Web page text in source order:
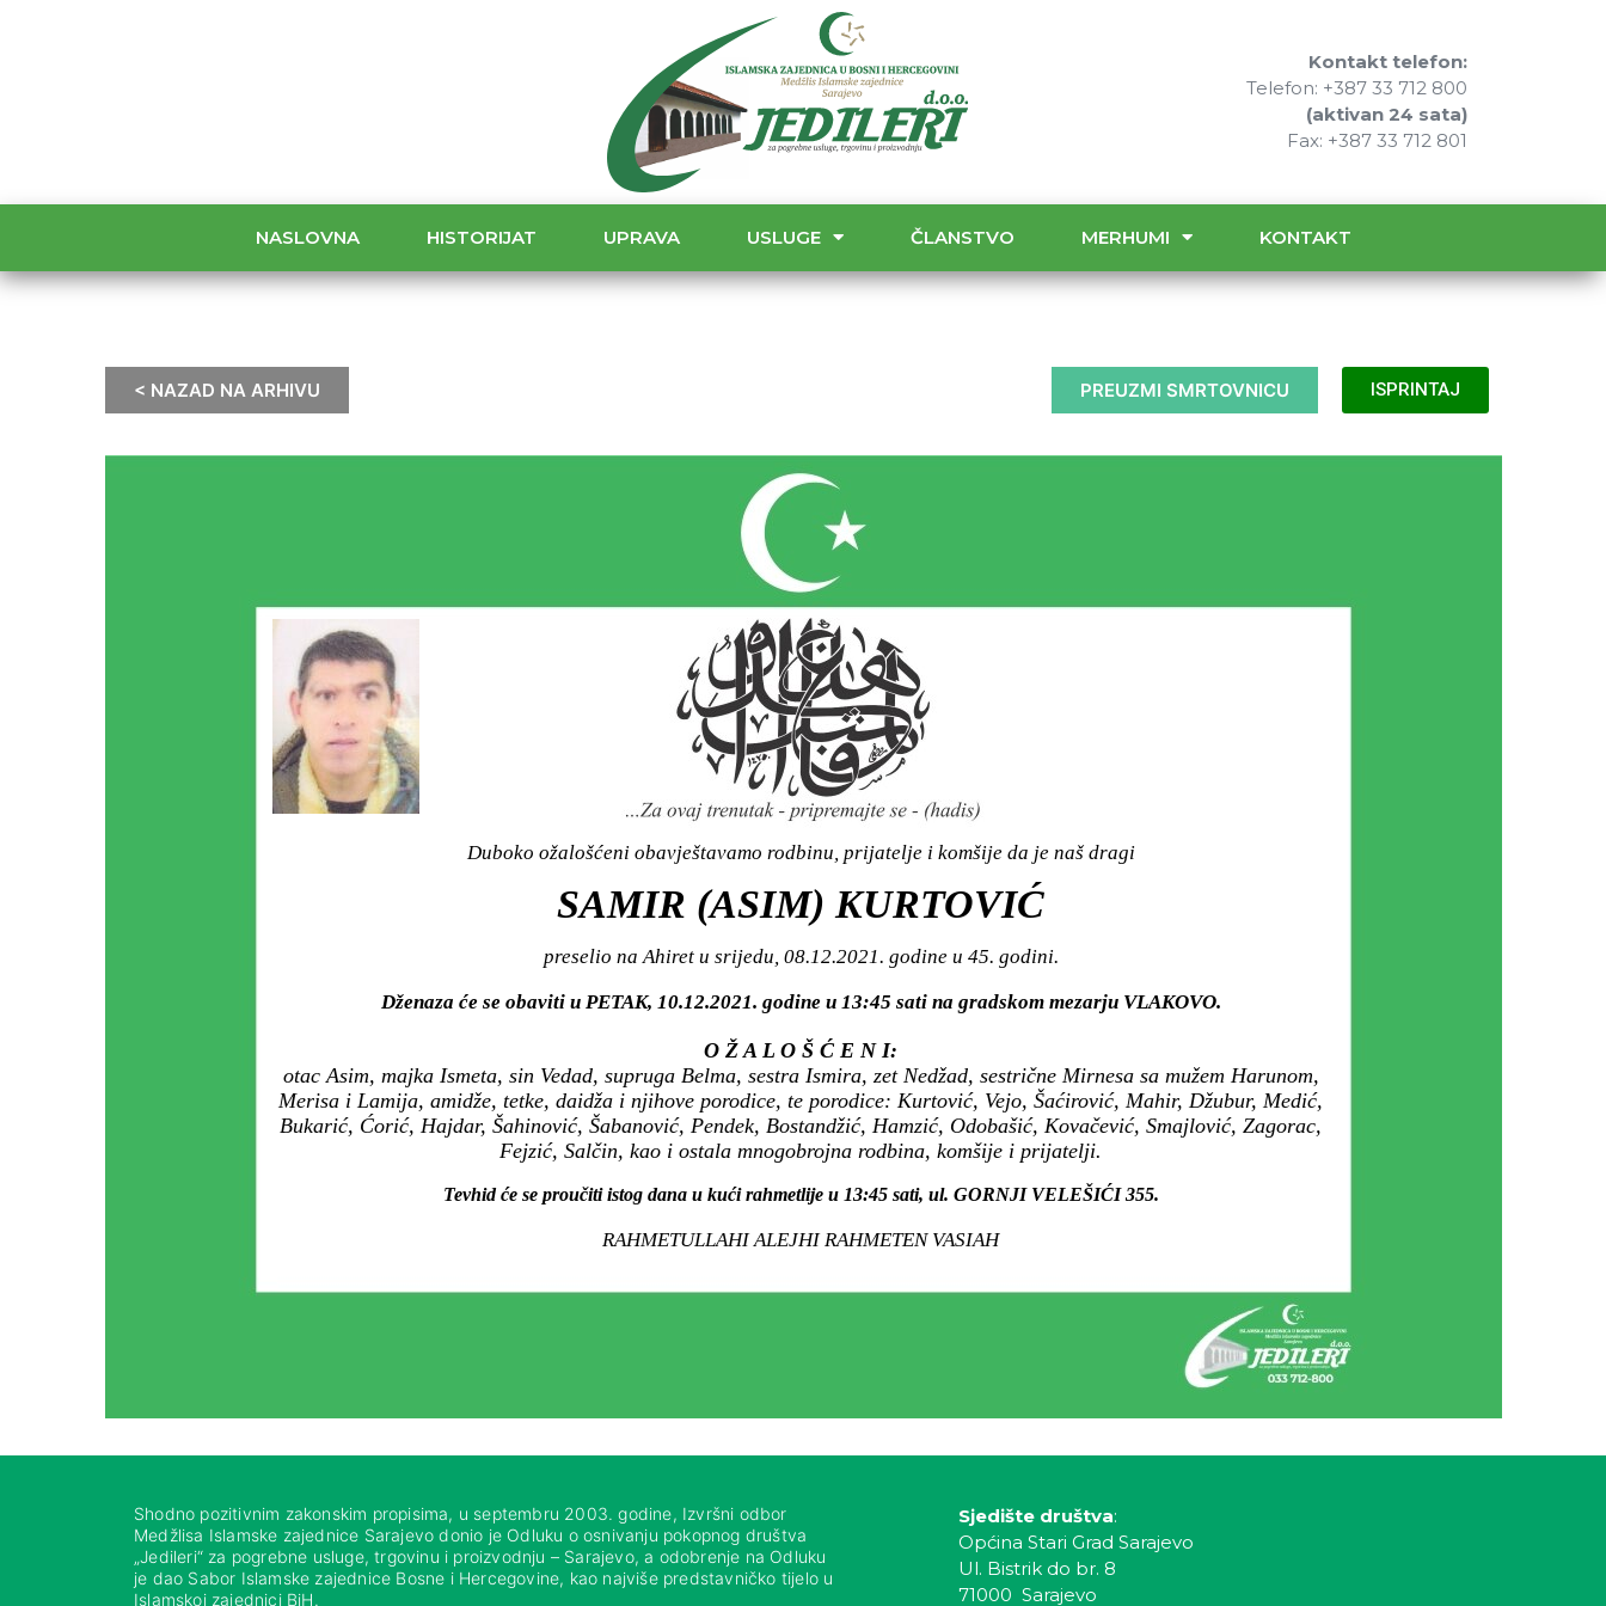
Kontakt telefon:
Telefon: +387 33 712 800
(aktivan 24 sata)
Fax: +387 33 712 801
NASLOVNA HISTORIJAT UPRAVA USLUGE ČLANSTVO MERHUMI KONTAKT
< NAZAD NA ARHIVU PREUZMI SMRTOVNICU ISPRINTAJ
Duboko ožalošćeni obavještavamo rodbinu, prijatelje i komšije da je naš dragi
SAMIR (ASIM) KURTOVIĆ
preselio na Ahiret u srijedu, 08.12.2021. godine u 45. godini.
Dženaza će se obaviti u PETAK, 10.12.2021. godine u 13:45 sati na gradskom mezarju VLAKOVO.
O Ž A L O Š Ć E N I:
otac Asim, majka Ismeta, sin Vedad, supruga Belma, sestra Ismira, zet Nedžad, sestrične Mirnesa sa mužem Harunom,
Merisa i Lamija, amidže, tetke, daidža i njihove porodice, te porodice: Kurtović, Vejo, Šaćirović, Mahir, Džubur, Medić,
Bukarić, Ćorić, Hajdar, Šahinović, Šabanović, Pendek, Bostandžić, Hamzić, Odobašić, Kovačević, Smajlović, Zagorac,
Fejzić, Salčin, kao i ostala mnogobrojna rodbina, komšije i prijatelji.
Tevhid će se proučiti istog dana u kući rahmetlije u 13:45 sati, ul. GORNJI VELEŠIĆI 355.
RAHMETULLAHI ALEJHI RAHMETEN VASIAH
Shodno pozitivnim zakonskim propisima, u septembru 2003. godine, Izvršni odbor
Medžlisa Islamske zajednice Sarajevo donio je Odluku o osnivanju pokopnog društva
„Jedileri“ za pogrebne usluge, trgovinu i proizvodnju – Sarajevo, a odobrenje na Odluku
je dao Sabor Islamske zajednice Bosne i Hercegovine, kao najviše predstavničko tijelo u
Islamskoj zajednici BiH.
Sjedište društva:
Općina Stari Grad Sarajevo
Ul. Bistrik do br. 8
71000 Sarajevo